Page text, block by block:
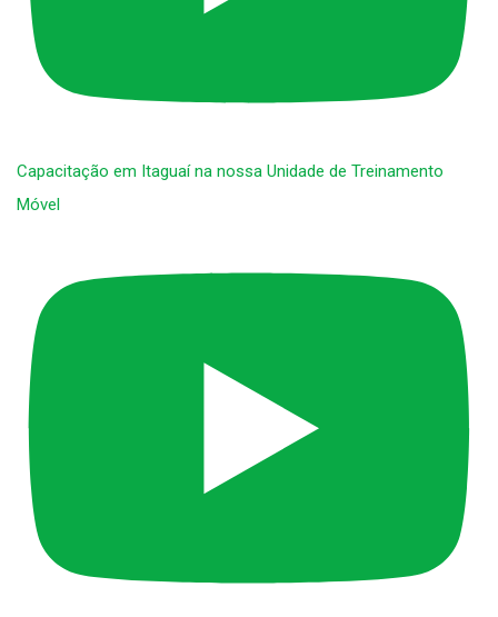
Capacitação em Itaguaí na nossa Unidade de Treinamento
Móvel